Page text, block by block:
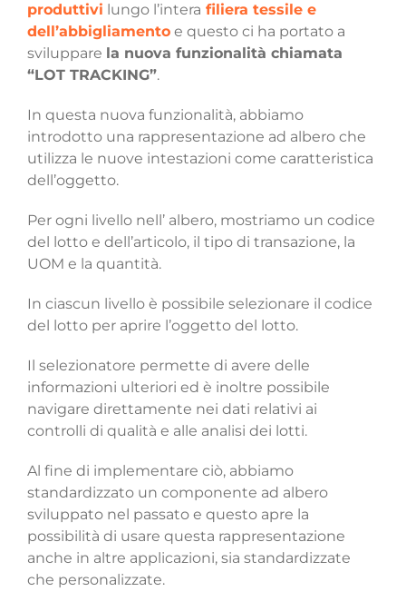
produttivi lungo l’intera filiera tessile e
dell’abbigliamento e questo ci ha portato a
sviluppare la nuova funzionalità chiamata
“LOT TRACKING”.
In questa nuova funzionalità, abbiamo
introdotto una rappresentazione ad albero che
utilizza le nuove intestazioni come caratteristica
dell’oggetto.
Per ogni livello nell’ albero, mostriamo un codice
del lotto e dell’articolo, il tipo di transazione, la
UOM e la quantità.
In ciascun livello è possibile selezionare il codice
del lotto per aprire l’oggetto del lotto.
Il selezionatore permette di avere delle
informazioni ulteriori ed è inoltre possibile
navigare direttamente nei dati relativi ai
controlli di qualità e alle analisi dei lotti.
Al fine di implementare ciò, abbiamo
standardizzato un componente ad albero
sviluppato nel passato e questo apre la
possibilità di usare questa rappresentazione
anche in altre applicazioni, sia standardizzate
che personalizzate.